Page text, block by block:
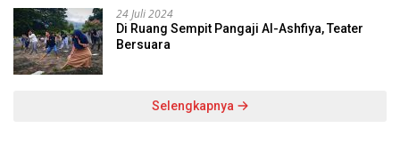
24 Juli 2024
Di Ruang Sempit Pangaji Al-Ashfiya, Teater
Bersuara
Selengkapnya